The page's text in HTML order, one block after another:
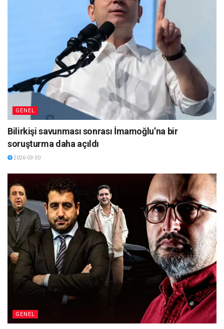
GENEL
Bilirkişi savunması sonrası İmamoğlu’na bir
soruşturma daha açıldı
2026-03-30
GENEL